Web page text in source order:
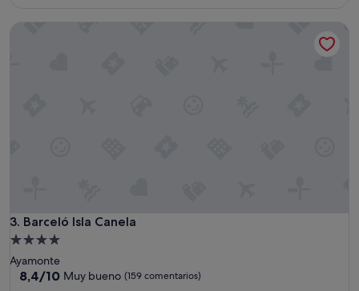
3. Barceló Isla Canela
Barceló Isla Canela
Alojamiento
de
4.0 estrellas
Ayamonte
8.4
8,4/10 Muy bueno (159 comentarios)